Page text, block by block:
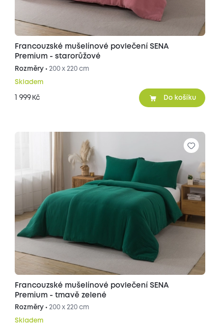
Francouzské mušelínové povlečení SENA
Premium - starorůžové
Rozměry • 200 x 220 cm
Skladem
1 999 Kč Do košíku
Francouzské mušelínové povlečení SENA
Premium - tmavě zelené
Rozměry • 200 x 220 cm
Skladem